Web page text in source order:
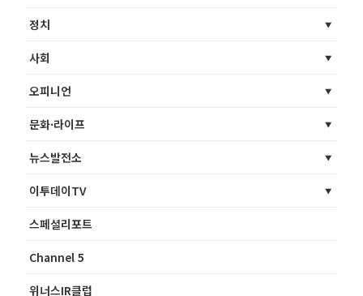
정치
사회
오피니언
문화·라이프
뉴스발전소
이투데이TV
스페셜리포트
Channel 5
위너스IR클럽